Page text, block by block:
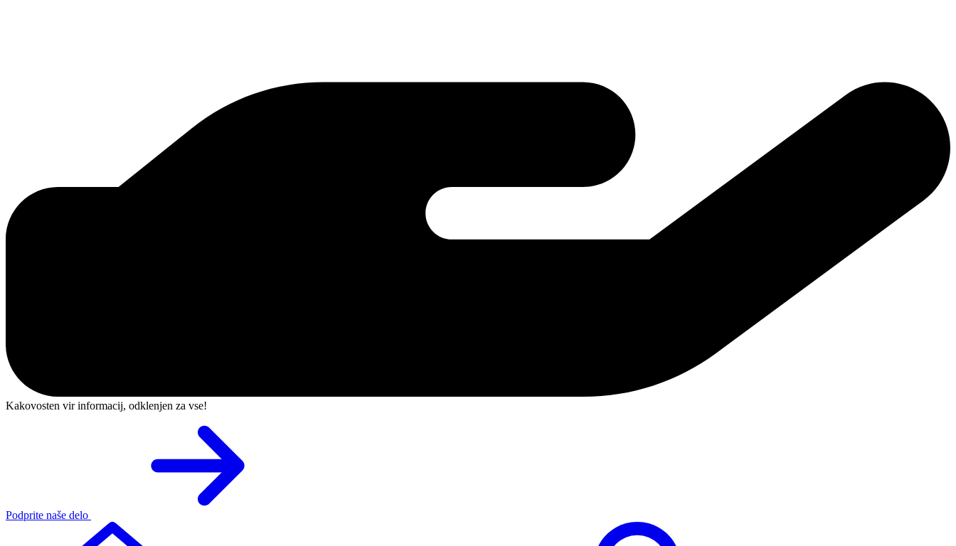
Kakovosten vir informacij, odklenjen za vse!
Podprite naše delo